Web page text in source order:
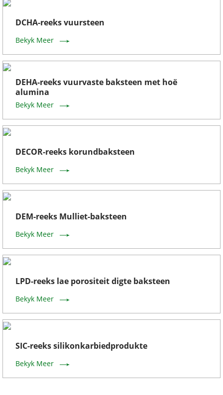
DCHA-reeks vuursteen
Bekyk Meer
DEHA-reeks vuurvaste baksteen met hoë
alumina
Bekyk Meer
DECOR-reeks korundbaksteen
Bekyk Meer
DEM-reeks Mulliet-baksteen
Bekyk Meer
LPD-reeks lae porositeit digte baksteen
Bekyk Meer
SIC-reeks silikonkarbiedprodukte
Bekyk Meer